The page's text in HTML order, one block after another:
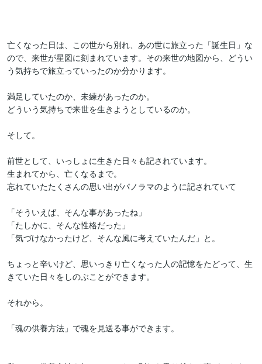
亡くなった日は、この世から別れ、あの世に旅立った「誕生日」な
ので、来世が星図に刻まれています。その来世の地図から、どうい
う気持ちで旅立っていったのか分かります。
満足していたのか、未練があったのか。
どういう気持ちで来世を生きようとしているのか。
そして。
前世として、いっしょに生きた日々も記されています。
生まれてから、亡くなるまで。
忘れていたたくさんの思い出がパノラマのように記されていて
「そういえば、そんな事があったね」
「たしかに、そんな性格だった」
「気づけなかったけど、そんな風に考えていたんだ」と。
ちょっと辛いけど、思いっきり亡くなった人の記憶をたどって、生
きていた日々をしのぶことができます。
それから。
「魂の供養方法」で魂を見送る事ができます。